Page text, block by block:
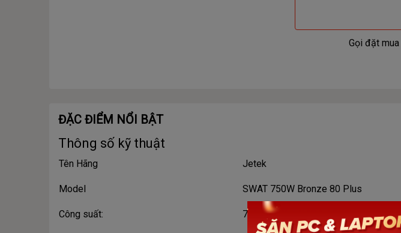
Gọi đặt mua
ĐẶC ĐIỂM NỔI BẬT
Thông số kỹ thuật
Tên Hãng Jetek
Model SWAT 750W Bronze 80 Plus
Công suất: 750W